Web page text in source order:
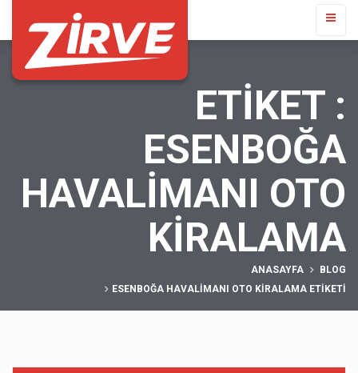
ETIKET :
ESENBOĞA
HAVALIMANI OTO
KIRALAMA
ANASAYFA
BLOG
ESENBOĞA HAVALIMANI OTO KIRALAMA ETIKETI